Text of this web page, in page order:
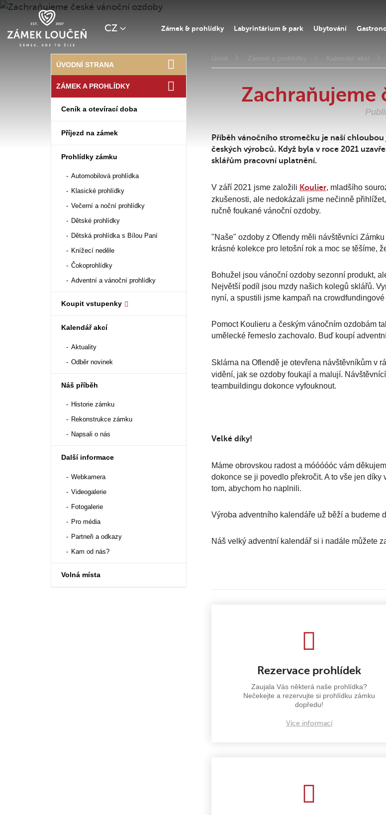
CZ Zámek & prohlídky Labyrintárium & park Ubytování
Úvod Zámek a prohlídky Kalendář akcí
Zachraňujeme
Příběh vánočního stromečku je naší
českých výrobců. Když byla v roce 2021
sklářům pracovní uplatnění.
V září 2021 jsme založili Koulier, mladšího
zkušenosti, ale nedokázali jsme nečinně
ručně foukané vánoční ozdoby.
"Naše" ozdoby z Oflendy měli návštěvníci
krásné kolekce pro letošní rok a moc se těšíme,
Bohužel jsou vánoční ozdoby sezonní produkt,
Největší podíl jsou mzdy našich kolegů sklářů.
nyní, a spustili jsme kampaň na
Pomoct Koulieru a českým vánočním ozdobám
umělecké řemeslo zachovalo. Buď koupí
Sklárna na Oflendě je otevřena návštěvníkům v
vidění, jak se ozdoby foukají a malují.
teambuildingu dokonce vyfouknout.
Velké díky!
Máme obrovskou radost a móóóóóc vám
dokonce se ji povedlo překročit. A to vše jen
tom, abychom ho naplnili.
Výroba adventního kalendáře už běží a budeme
Náš velký adventní kalendář si i nadále můžete
Rezervace prohlídek
Zaujala Vás některá naše prohlídka?
Nečekejte a rezervujte si prohlídku zámku
dopředu!
Více informací
ÚVODNÍ STRANA
ZÁMEK A PROHLÍDKY
Ceník a otevírací doba
Příjezd na zámek
Prohlídky zámku
Automobilová prohlídka
Klasické prohlídky
Večerní a noční prohlídky
Dětské prohlídky
Dětská prohlídka s Bílou Paní
Knížecí neděle
Čokoprohlídky
Adventní a vánoční prohlídky
Koupit vstupenky
Kalendář akcí
Aktuality
Odběr novinek
Náš příběh
Historie zámku
Rekonstrukce zámku
Napsali o nás
Další informace
Webkamera
Videogalerie
Fotogalerie
Pro média
Partneři a odkazy
Kam od nás?
Volná místa